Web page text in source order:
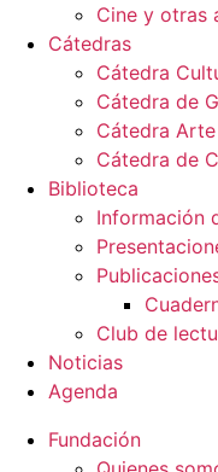
Cine y otras
Cátedras
Cátedra
Cátedra de
Cátedra
Cátedra de
Biblioteca
Información
Club de
Noticias
Agenda
Fundación